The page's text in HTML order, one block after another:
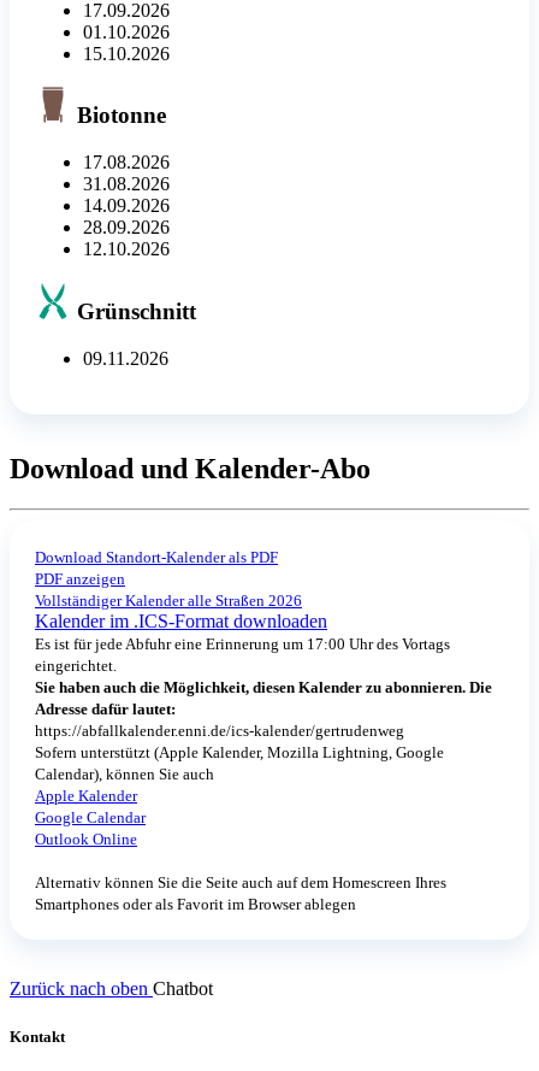
17.09.2026
01.10.2026
15.10.2026
Biotonne
17.08.2026
31.08.2026
14.09.2026
28.09.2026
12.10.2026
Grünschnitt
09.11.2026
Download und Kalender-Abo
Download Standort-Kalender als PDF
PDF anzeigen
Vollständiger Kalender alle Straßen 2026
Kalender im .ICS-Format downloaden
Es ist für jede Abfuhr eine Erinnerung um 17:00 Uhr des Vortags
eingerichtet.
Sie haben auch die Möglichkeit, diesen Kalender zu abonnieren. Die
Adresse dafür lautet:
https://abfallkalender.enni.de/ics-kalender/gertrudenweg
Sofern unterstützt (Apple Kalender, Mozilla Lightning, Google
Calendar), können Sie auch
Apple Kalender
Google Calendar
Outlook Online
Alternativ können Sie die Seite auch auf dem Homescreen Ihres
Smartphones oder als Favorit im Browser ablegen
Zurück nach oben Chatbot
Kontakt